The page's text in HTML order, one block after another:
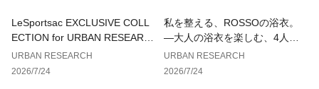
お買い物リストの管理にぜひご利用ください。
透け感 : なし
伸縮性 : ややあり
LeSportsac EXCLUSIVE COLL
ECTION for URBAN RESEARC
H
URBAN RESEARCH
2026/7/24
私を整える、ROSSOの浴衣。
—大人の浴衣を楽しむ、4人のT
IPS—
URBAN RESEARCH
2026/7/24